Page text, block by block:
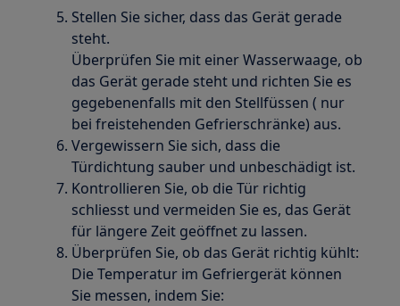
Stellen Sie sicher, dass das Gerät gerade
steht.
Überprüfen Sie mit einer Wasserwaage, ob
das Gerät gerade steht und richten Sie es
gegebenenfalls mit den Stellfüssen ( nur
bei freistehenden Gefrierschränke) aus.
Vergewissern Sie sich, dass die
Türdichtung sauber und unbeschädigt ist.
Kontrollieren Sie, ob die Tür richtig
schliesst und vermeiden Sie es, das Gerät
für längere Zeit geöffnet zu lassen.
Überprüfen Sie, ob das Gerät richtig kühlt:
Die Temperatur im Gefriergerät können
Sie messen, indem Sie: